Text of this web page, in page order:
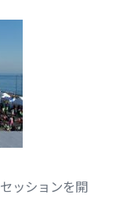
ッションを開